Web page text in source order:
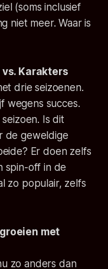
(soms inclusief
niet meer. Waar is
Karakters
drie seizoenen.
wegens succes.
Is dit
de geweldige
Er doen zelfs
spin-off in de
zo populair, zelfs
met
zo anders dan